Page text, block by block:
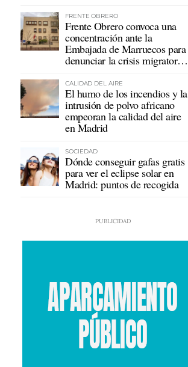
FRENTE OBRERO
Frente Obrero convoca una
concentración ante la
Embajada de Marruecos para
denunciar la crisis migratoria
CALIDAD DEL AIRE
El humo de los incendios y la
intrusión de polvo africano
empeoran la calidad del aire
en Madrid
SOCIEDAD
Dónde conseguir gafas gratis
para ver el eclipse solar en
Madrid: puntos de recogida